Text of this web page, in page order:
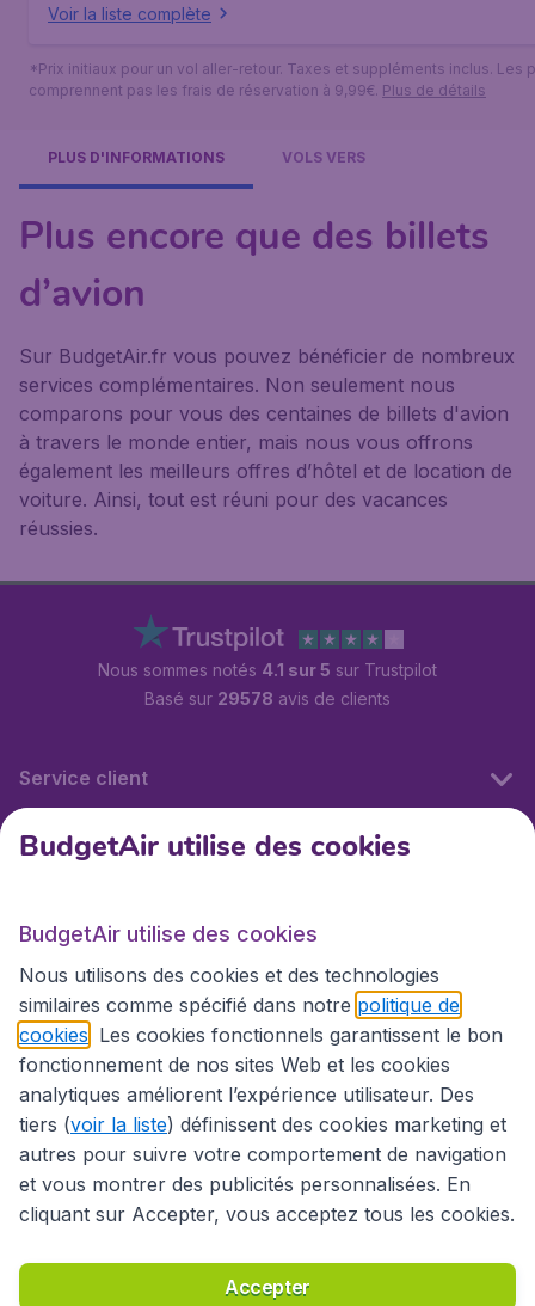
Voir la liste complète
*Prix initiaux pour un vol aller-retour. Taxes et suppléments inclus. Les
comprennent pas les frais de réservation à 9,99€. Plus de détails
PLUS D'INFORMATIONS VOLS VERS
Plus encore que des billets
d’avion
Sur BudgetAir.fr vous pouvez bénéficier de nombreux
services complémentaires. Non seulement nous
comparons pour vous des centaines de billets d'avion
à travers le monde entier, mais nous vous offrons
également les meilleurs offres d’hôtel et de location de
voiture. Ainsi, tout est réuni pour des vacances
réussies.
Nous sommes notés 4.1 sur 5 sur Trustpilot
Basé sur 29578 avis de clients
Service client
BudgetAir.fr
Sites internationaux
Déclaration d’accessibilité
Conditions générales
Déclaration de confidentialité
BudgetAir utilise des cookies
BudgetAir utilise des cookies
Nous utilisons des cookies et des technologies
similaires comme spécifié dans notre politique de
cookies . Les cookies fonctionnels garantissent le bon
fonctionnement de nos sites Web et les cookies
analytiques améliorent l’expérience utilisateur. Des
tiers (voir la liste) définissent des cookies marketing et
autres pour suivre votre comportement de navigation
et vous montrer des publicités personnalisées. En
cliquant sur Accepter, vous acceptez tous les cookies.
Accepter